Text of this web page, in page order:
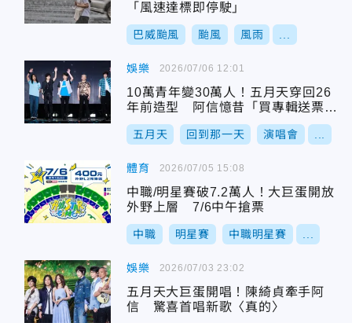
「風速達標即停駛」
巴威颱風 颱風 風雨
娛樂
10萬青年變30萬人！五月天穿回26
年前造型 阿信憶昔「買專輯送票」
辛酸
五月天 回到那一天 演唱會
2026/07/06 12:01
體育
中職/明星賽破7.2萬人！大巨蛋開放
外野上層 7/6中午搶票
中職 明星賽 中職明星賽
2026/07/05 15:08
娛樂
五月天大巨蛋開唱！陳綺貞牽手阿
信 驚喜首唱新歌〈真的〉
2026/07/03 23:02